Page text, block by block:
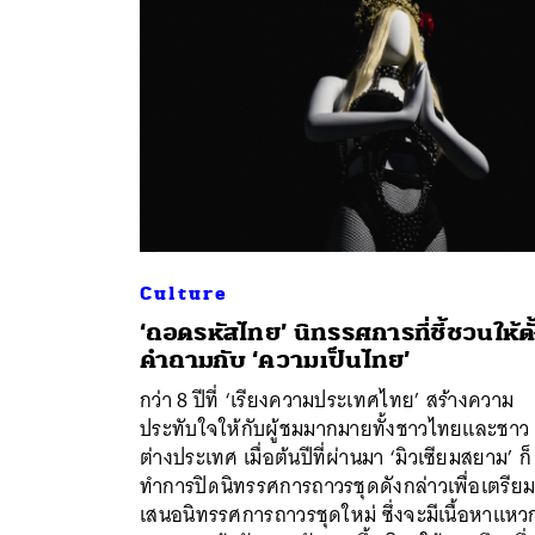
Culture
‘ถอดรหัสไทย’ นิทรรศการที่ชี้ชวนให้
คำถามกับ ‘ความเป็นไทย’
กว่า 8 ปีที่ ‘เรียงความประเทศไทย’ สร้างความ
ประทับใจให้กับผู้ชมมากมายทั้งชาวไทยและชาว
ต่างประเทศ เมื่อต้นปีที่ผ่านมา ‘มิวเซียมสยาม’ ก็
ทำการปิดนิทรรศการถาวรชุดดังกล่าวเพื่อเตรีย
เสนอนิทรรศการถาวรชุดใหม่ ซึ่งจะมีเนื้อหาแหว